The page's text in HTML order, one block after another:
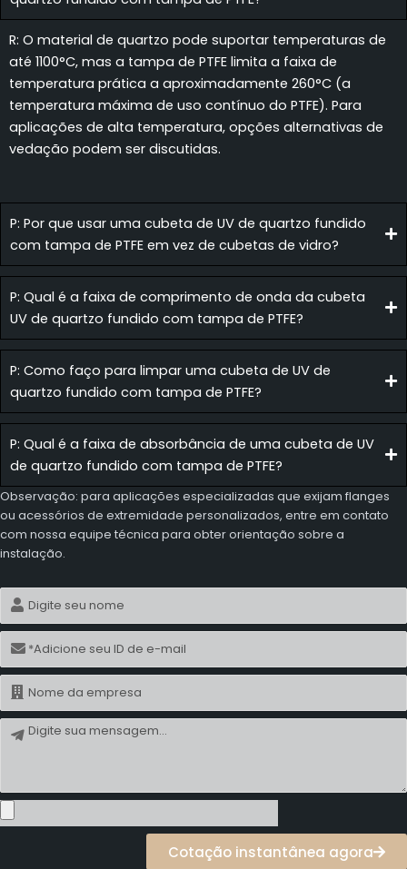
R: O material de quartzo pode suportar temperaturas de
até 1100°C, mas a tampa de PTFE limita a faixa de
temperatura prática a aproximadamente 260°C (a
temperatura máxima de uso contínuo do PTFE). Para
aplicações de alta temperatura, opções alternativas de
vedação podem ser discutidas.
P: Por que usar uma cubeta de UV de quartzo fundido
com tampa de PTFE em vez de cubetas de vidro?
P: Qual é a faixa de comprimento de onda da cubeta
UV de quartzo fundido com tampa de PTFE?
P: Como faço para limpar uma cubeta de UV de
quartzo fundido com tampa de PTFE?
P: Qual é a faixa de absorbância de uma cubeta de UV
de quartzo fundido com tampa de PTFE?
Observação: para aplicações especializadas que exijam flanges
ou acessórios de extremidade personalizados, entre em contato
com nossa equipe técnica para obter orientação sobre a
instalação.
Nome
E-
mail
Nome
Mensagem
Cotação instantânea agora